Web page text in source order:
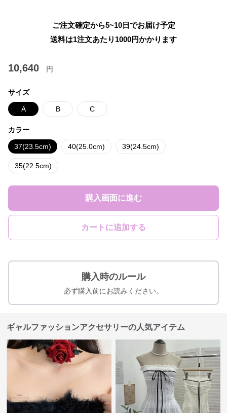
ご注文確定から5~10日でお届け予定
送料は1注文あたり 1000円かかります
10,640 円
サイズ
A B C
カラー
37(23.5cm) 40(25.0cm) 39(24.5cm)
35(22.5cm)
購入画面に進む
カートに追加する
購入時のルール
必ず購入前にお読みください。
ギャルファッションアクセサリーの人気アイテム